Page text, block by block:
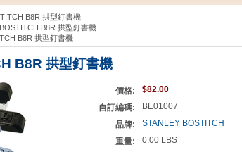
B8R 拱型釘書機
B8R 拱型釘書機
B8R 拱型釘書機
B8R 拱型釘書機
價格:
$82.00
自訂編碼:
BE01007
品牌:
STANLEY BOSTITCH
重量:
0.00 LBS